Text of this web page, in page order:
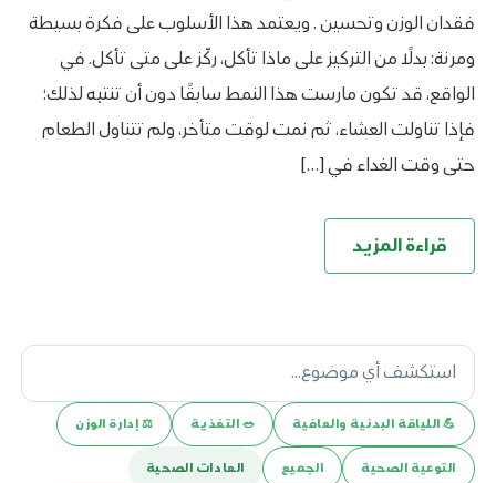
فقدان الوزن وتحسين . ويعتمد هذا الأسلوب على فكرة بسيطة
ومرنة: بدلًا من التركيز على ماذا تأكل، ركّز على متى تأكل. في
الواقع، قد تكون مارست هذا النمط سابقًا دون أن تنتبه لذلك؛
فإذا تناولت العشاء، ثم نمت لوقت متأخر، ولم تتناول الطعام
حتى وقت الغداء في […]
قراءة المزيد
💪️ اللياقة البدنية والعافية 🥗 التغذية ⚖️ إدارة الوزن
التوعية الصحية الجميع العادات الصحية